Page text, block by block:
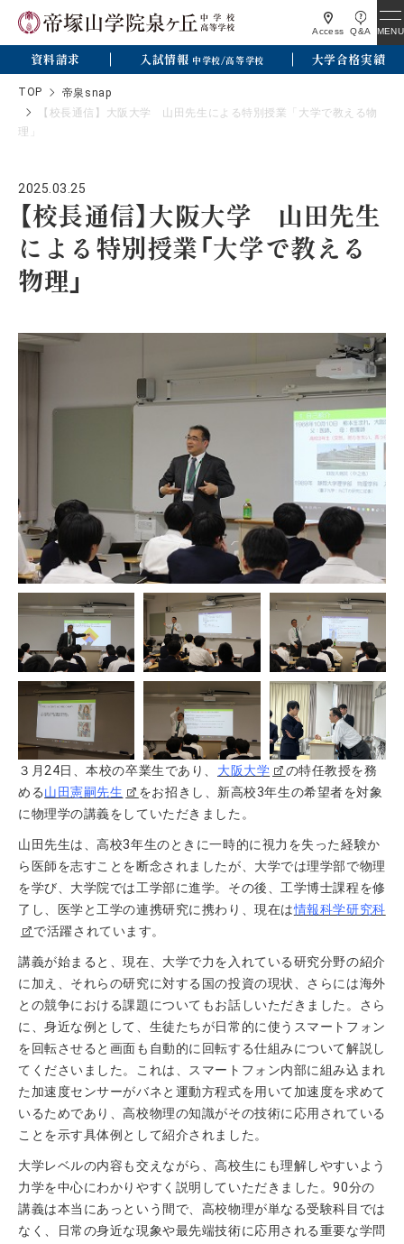
Access Q&A MENU
資料請求 入試情報 中学校/高等学校 大学合格実績
TOP
帝泉snap
【校長通信】大阪大学 山田先生による特別授業「大学で教える物
理」
2025.03.25
【校長通信】大阪大学 山田先生
による特別授業「大学で教える
物理」
３月24日、本校の卒業生であり、 大阪大学
の特任教授を務
める山田憲嗣先生
をお招きし、新高校3年生の希望者を対象
に物理学の講義をしていただきました。
山田先生は、高校3年生のときに一時的に視力を失った経験か
ら医師を志すことを断念されましたが、大学では理学部で物理
を学び、大学院では工学部に進学。その後、工学博士課程を修
了し、医学と工学の連携研究に携わり、現在は情報科学研究科
で活躍されています。
講義が始まると、現在、大学で力を入れている研究分野の紹介
に加え、それらの研究に対する国の投資の現状、さらには海外
との競争における課題についてもお話しいただきました。さら
に、身近な例として、生徒たちが日常的に使うスマートフォン
を回転させると画面も自動的に回転する仕組みについて解説し
てくださいました。これは、スマートフォン内部に組み込まれ
た加速度センサーがバネと運動方程式を用いて加速度を求めて
いるためであり、高校物理の知識がその技術に応用されている
ことを示す具体例として紹介されました。
大学レベルの内容も交えながら、高校生にも理解しやすいよう
力学を中心にわかりやすく説明していただきました。90分の
講義は本当にあっという間で、高校物理が単なる受験科目では
なく、日常の身近な現象や最先端技術に応用される重要な学問